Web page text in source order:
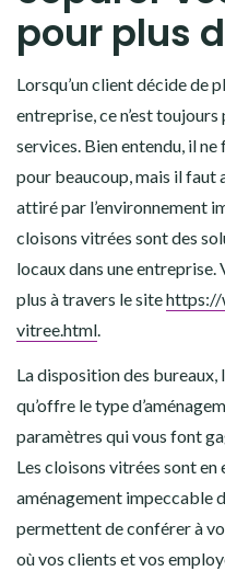
pour plus
Lorsqu’un client décide de
entreprise, ce n’est
services. Bien entendu, il
pour beaucoup, mais il faut
attiré par l’environnement
cloisons vitrées sont des
locaux dans une
plus à travers le sitehttps://
vitree.html.
La disposition des bureaux,
qu’offre le type
paramètres qui vous font
Les cloisons vitrées sont
aménagement impeccable
permettent de conférer à
où vos clients et vos